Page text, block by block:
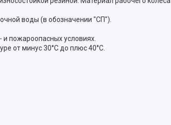
воды (в обозначении "СП").
пожароопасных условиях.
от минус 30°C до плюс 40°C.